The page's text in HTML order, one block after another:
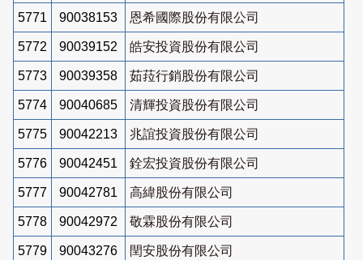
5771 90038153 恩希國際股份有限公司
5772 90039152 皓安投資股份有限公司
5773 90039358 茹菈行銷股份有限公司
5774 90040685 清輝投資股份有限公司
5775 90042213 兆誼投資股份有限公司
5776 90042451 銓宏投資股份有限公司
5777 90042781 高緯股份有限公司
5778 90042972 敬霖股份有限公司
5779 90043276 閏安股份有限公司